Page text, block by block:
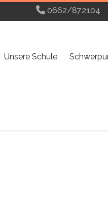
0662/872104
Unsere Schule